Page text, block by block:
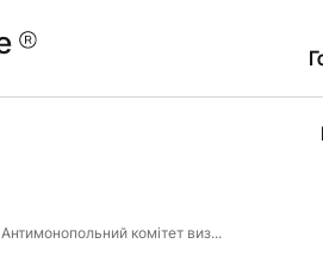
Антимонопольний комітет виз...